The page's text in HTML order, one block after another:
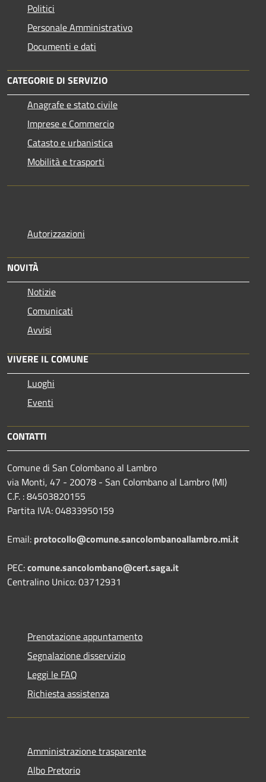
Politici
Personale Amministrativo
Documenti e dati
CATEGORIE DI SERVIZIO
Anagrafe e stato civile
Imprese e Commercio
Catasto e urbanistica
Mobilità e trasporti
Autorizzazioni
NOVITÀ
Notizie
Comunicati
Avvisi
VIVERE IL COMUNE
Luoghi
Eventi
CONTATTI
Comune di San Colombano al Lambro
via Monti, 47 - 20078 - San Colombano al Lambro (MI)
C.F. : 84503820155
Partita IVA: 04833950159
Email: protocollo@comune.sancolombanoallambro.mi.it
PEC:comune.sancolombano@cert.saga.it
Centralino Unico: 03712931
Prenotazione appuntamento
Segnalazione disservizio
Leggi le FAQ
Richiesta assistenza
Amministrazione trasparente
Albo Pretorio